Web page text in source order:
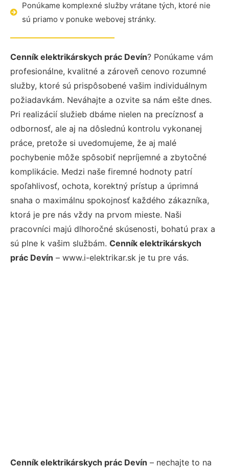
Ponúkame komplexné služby vrátane tých, ktoré nie
sú priamo v ponuke webovej stránky.
Cenník elektrikárskych prác Devín? Ponúkame vám
profesionálne, kvalitné a zároveň cenovo rozumné
služby, ktoré sú prispôsobené vašim individuálnym
požiadavkám. Neváhajte a ozvite sa nám ešte dnes.
Pri realizácií služieb dbáme nielen na precíznosť a
odbornosť, ale aj na dôslednú kontrolu vykonanej
práce, pretože si uvedomujeme, že aj malé
pochybenie môže spôsobiť nepríjemné a zbytočné
komplikácie. Medzi naše firemné hodnoty patrí
spoľahlivosť, ochota, korektný prístup a úprimná
snaha o maximálnu spokojnosť každého zákazníka,
ktorá je pre nás vždy na prvom mieste. Naši
pracovníci majú dlhoročné skúsenosti, bohatú prax a
sú plne k vašim službám. Cenník elektrikárskych
prác Devín – www.i-elektrikar.sk je tu pre vás.
Cenník elektrikárskych prác Devín – nechajte to na